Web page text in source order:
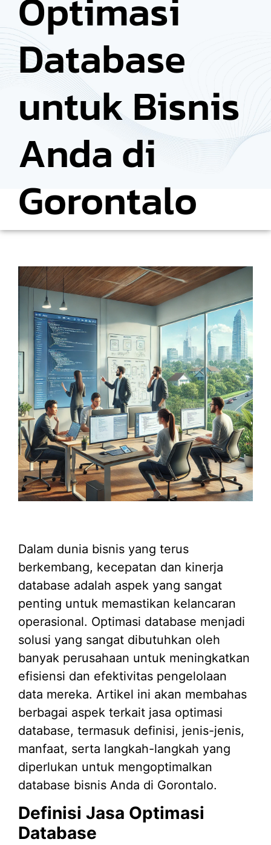
Database
untuk Bisnis
Anda di
Gorontalo
Dalam dunia bisnis yang terus
berkembang, kecepatan dan kinerja
database adalah aspek yang sangat
penting untuk memastikan kelancaran
operasional. Optimasi database menjadi
solusi yang sangat dibutuhkan oleh
banyak perusahaan untuk meningkatkan
efisiensi dan efektivitas pengelolaan
data mereka. Artikel ini akan membahas
berbagai aspek terkait jasa optimasi
database, termasuk definisi, jenis-jenis,
manfaat, serta langkah-langkah yang
diperlukan untuk mengoptimalkan
database bisnis Anda di Gorontalo.
Definisi Jasa Optimasi
Database